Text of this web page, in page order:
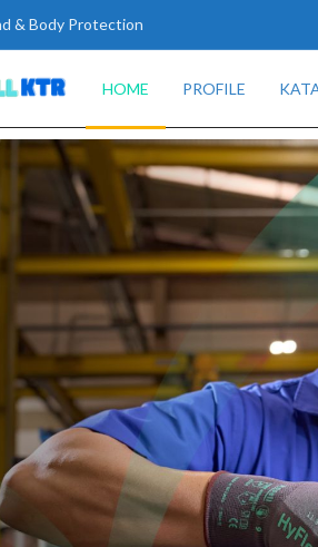
& Body Protection
HOME PROFILE